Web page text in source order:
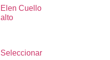
Elen Cuello
alto
Seleccionar